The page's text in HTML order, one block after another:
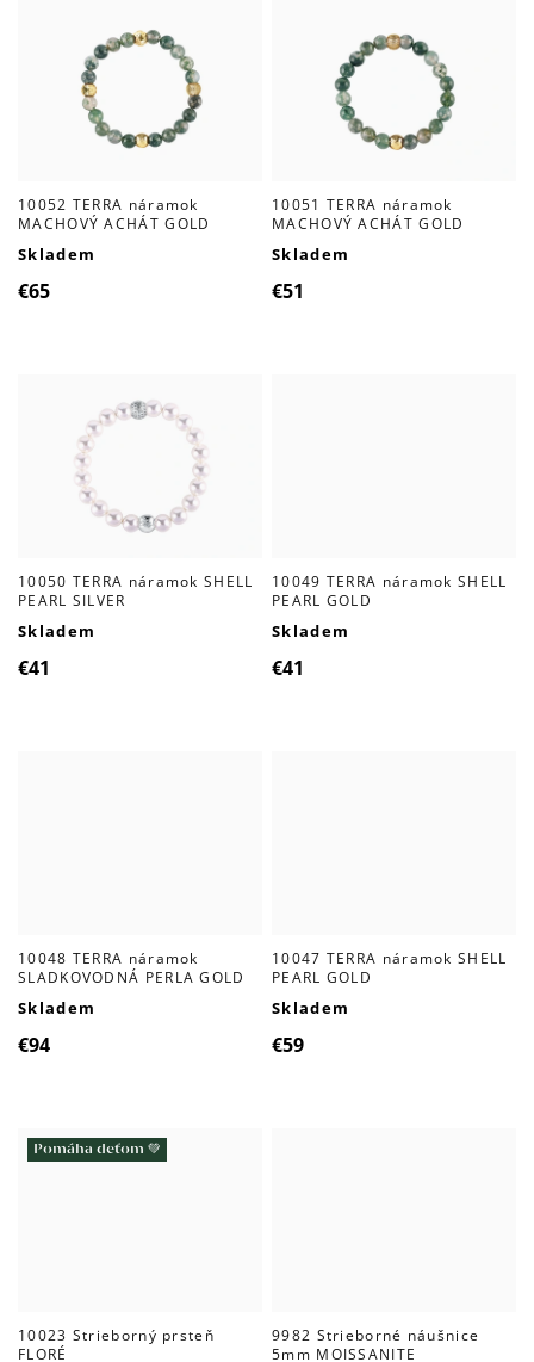
10052 TERRA náramok
MACHOVÝ ACHÁT GOLD
Skladem
€65
10051 TERRA náramok
MACHOVÝ ACHÁT GOLD
Skladem
€51
10050 TERRA náramok SHELL
PEARL SILVER
Skladem
€41
10049 TERRA náramok SHELL
PEARL GOLD
Skladem
€41
10048 TERRA náramok
SLADKOVODNÁ PERLA GOLD
Skladem
€94
10047 TERRA náramok SHELL
PEARL GOLD
Skladem
€59
Pomáha deťom 💚
10023 Strieborný prsteň
FLORÉ
9982 Strieborné náušnice
5mm MOISSANITE